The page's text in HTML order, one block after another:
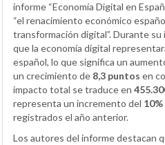
informe “Economía Digital en
“el renacimiento económico
transformación digital”. Durante
que la economía digital
español, lo que significa un
un crecimiento de 8,3 puntos en
impacto total se traduce en
representa un incremento del 10%
registrados el año anterior.
Los autores del informe destacan